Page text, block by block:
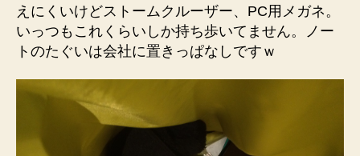
えにくいけどストームクルーザー、PC用メガネ。
いっつもこれくらいしか持ち歩いてません。ノー
トのたぐいは会社に置きっぱなしですｗ